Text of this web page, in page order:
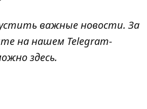
важные новости. За
на нашем Telegram-
здесь.